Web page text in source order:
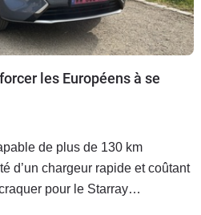
les Européens à se
de plus de 130 km
d’un chargeur rapide et coûtant
pour le Starray